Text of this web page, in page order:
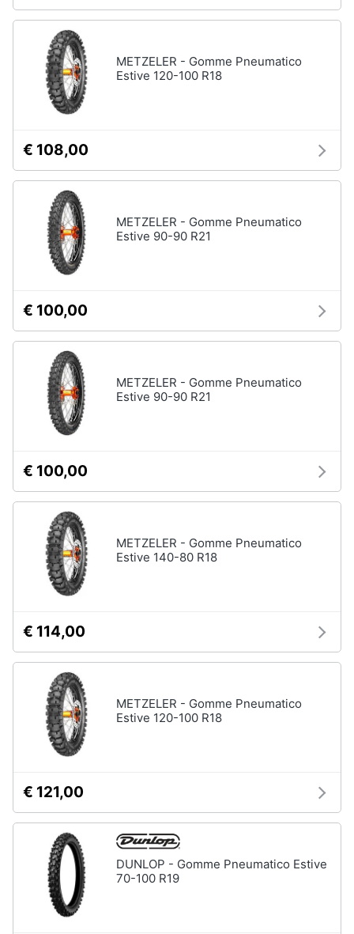
METZELER - Gomme Pneumatico
Estive 120-100 R18
€ 108,00
METZELER - Gomme Pneumatico
Estive 90-90 R21
€ 100,00
METZELER - Gomme Pneumatico
Estive 90-90 R21
€ 100,00
METZELER - Gomme Pneumatico
Estive 140-80 R18
€ 114,00
METZELER - Gomme Pneumatico
Estive 120-100 R18
€ 121,00
DUNLOP - Gomme Pneumatico Estive
70-100 R19